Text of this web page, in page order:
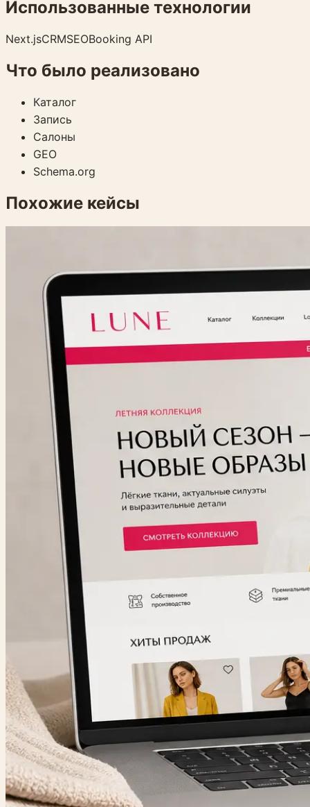
Использованные технологии
Next.jsCRMSEOBooking API
Что было реализовано
Каталог
Запись
Салоны
GEO
Schema.org
Похожие кейсы